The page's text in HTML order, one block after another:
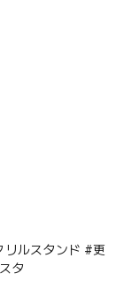
リルスタンド #更
タ